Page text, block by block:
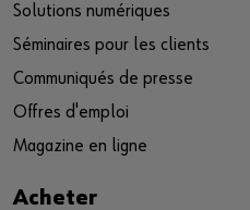
Solutions numériques
Séminaires pour les clients
Communiqués de presse
Offres d'emploi
Magazine en ligne
Acheter